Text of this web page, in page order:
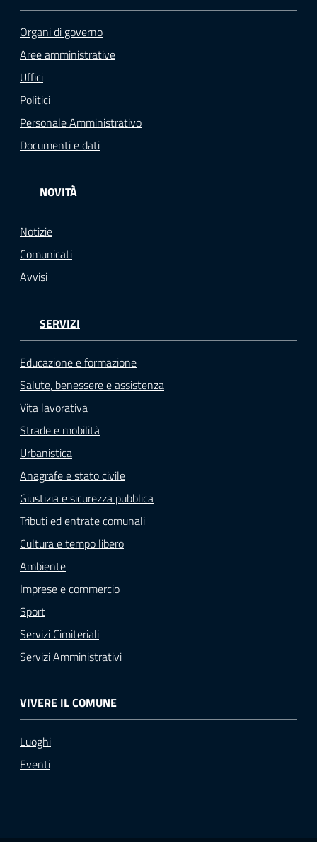
Organi di governo
Aree amministrative
Uffici
Politici
Personale Amministrativo
Documenti e dati
NOVITÀ
Notizie
Comunicati
Avvisi
SERVIZI
Educazione e formazione
Salute, benessere e assistenza
Vita lavorativa
Strade e mobilità
Urbanistica
Anagrafe e stato civile
Giustizia e sicurezza pubblica
Tributi ed entrate comunali
Cultura e tempo libero
Ambiente
Imprese e commercio
Sport
Servizi Cimiteriali
Servizi Amministrativi
VIVERE IL COMUNE
Luoghi
Eventi